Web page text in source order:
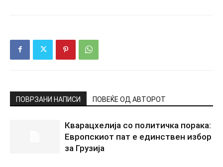
ПОВРЗАНИ НАПИСИ ПОВЕЌЕ ОД АВТОРОТ
Кварацхелија со политичка порака:
Европскиот пат е единствен избор
за Грузија